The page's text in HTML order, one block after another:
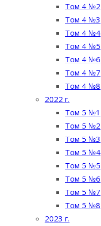
Том 4 №2
Том 4 №3
Том 4 №4
Том 4 №5
Том 4 №6
Том 4 №7
Том 4 №8
2022 г.
Том 5 №1
Том 5 №2
Том 5 №3
Том 5 №4
Том 5 №5
Том 5 №6
Том 5 №7
Том 5 №8
2023 г.